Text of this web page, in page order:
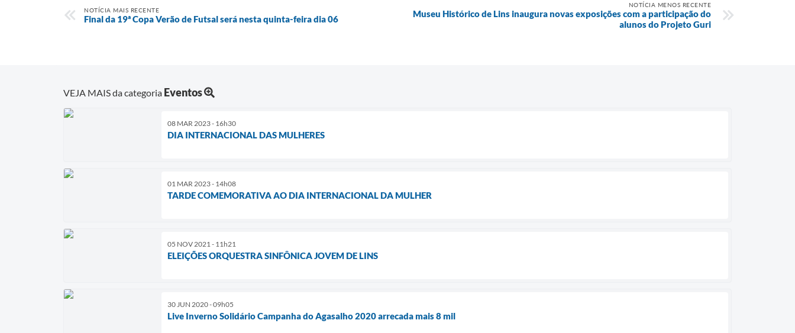
NOTÍCIA MAIS RECENTE
Final da 19ª Copa Verão de Futsal será nesta quinta-feira dia 06
NOTÍCIA MENOS RECENTE
Museu Histórico de Lins inaugura novas exposições com a participação do
alunos do Projeto Guri
VEJA MAIS da categoria Eventos
08 MAR 2023 - 16h30
DIA INTERNACIONAL DAS MULHERES
01 MAR 2023 - 14h08
TARDE COMEMORATIVA AO DIA INTERNACIONAL DA MULHER
05 NOV 2021 - 11h21
ELEIÇÕES ORQUESTRA SINFÔNICA JOVEM DE LINS
30 JUN 2020 - 09h05
Live Inverno Solidário Campanha do Agasalho 2020 arrecada mais 8 mil